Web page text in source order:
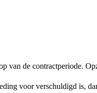
van de contractperiode.
voor verschuldigd is,